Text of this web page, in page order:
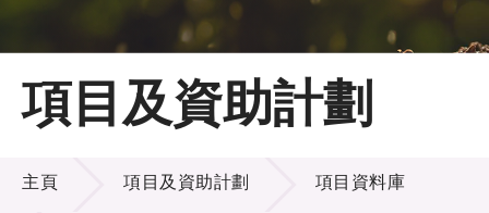
主頁
關於LSCM
技術商品化
項目及資助計劃
項目及資助計劃
主頁 項目及資助計劃 項目資料庫